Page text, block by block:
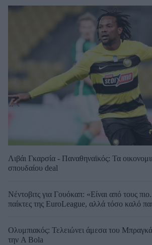
Λιβάι Γκαρσία - Παναθηναϊκός: Τα
σπουδαίου deal
Νέντοβιτς για Γουόκαπ: «Είναι από τους
παίκτες της EuroLeague, αλλά τόσο καλό
Ολυμπιακός: Τελειώνει άμεσα του
την A Bola